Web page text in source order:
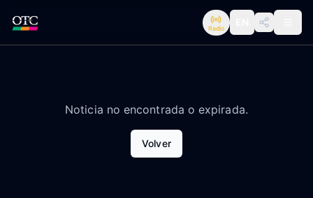
Radio
Noticia no encontrada o expirada.
Volver